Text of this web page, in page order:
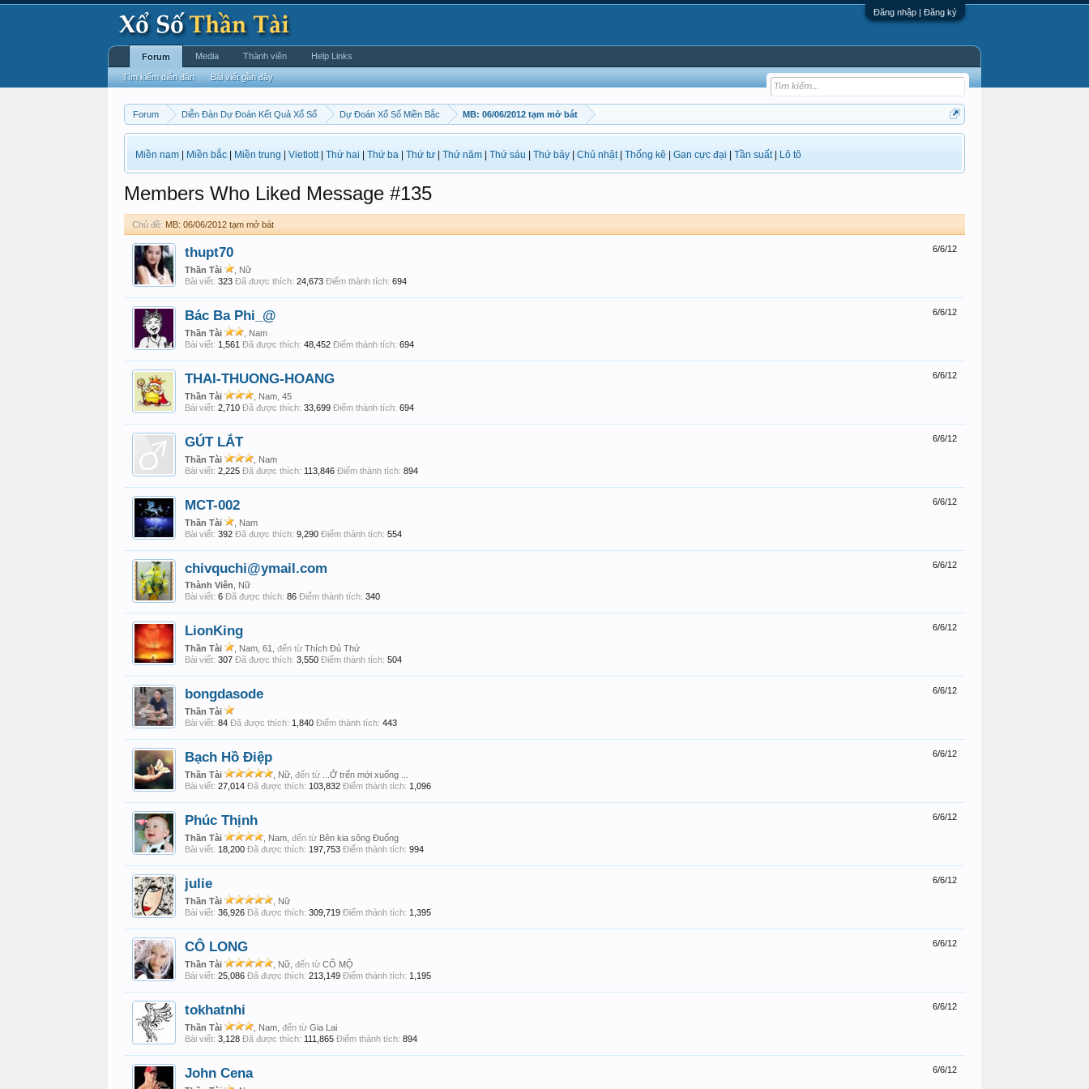
Đăng nhập | Đăng ký
Forum Diễn Đàn Dự Đoán Kết Quả Xổ Số Dự Đoán Xổ Số Miền Bắc MB: 06/06/2012 tạm mở bát
Miền nam Miền bắc Miền trung Vietlott| Thứ hai Thứ ba Thứ tư Thứ năm Thứ sáu Thứ bảy Chủ nhật| Thống kê Gan cực đại Tần suất| Lô tô
Members Who Liked Message #135
Chủ đề: MB: 06/06/2012 tạm mở bát
6/6/12
thupt70
Thần Tài
, Nữ
Bài viết: 323 Đã được thích: 24,673 Điểm thành tích: 694
6/6/12
Bác Ba Phi_@
Thần Tài
, Nam
Bài viết: 1,561 Đã được thích: 48,452 Điểm thành tích: 694
6/6/12
THAI-THUONG-HOANG
Thần Tài
, Nam, 45
Bài viết: 2,710 Đã được thích: 33,699 Điểm thành tích: 694
6/6/12
GÚT LẮT
Thần Tài
, Nam
Bài viết: 2,225 Đã được thích: 113,846 Điểm thành tích: 894
6/6/12
MCT-002
Thần Tài
, Nam
Bài viết: 392 Đã được thích: 9,290 Điểm thành tích: 554
6/6/12
chivquchi@ymail.com
Thành Viên , Nữ
Bài viết: 6 Đã được thích: 86 Điểm thành tích: 340
6/6/12
LionKing
Thần Tài , Nam, 61, đến từ Thích Đủ Thứ
Bài viết: 307 Đã được thích: 3,550 Điểm thành tích: 504
6/6/12
bongdasode
Thần Tài
Bài viết: 84 Đã được thích: 1,840 Điểm thành tích: 443
6/6/12
Bạch Hồ Điệp
Thần Tài , Nữ, đến từ
...Ở trển mới xuống ...
Bài viết: 27,014 Đã được thích: 103,832 Điểm thành tích: 1,096
6/6/12
Phúc Thịnh
Thần Tài , Nam, đến từ Bên kia sông Đuống
Bài viết: 18,200 Đã được thích: 197,753 Điểm thành tích: 994
6/6/12
julie
Thần Tài
, Nữ
Bài viết: 36,926 Đã được thích: 309,719 Điểm thành tích: 1,395
6/6/12
CÔ LONG
Thần Tài , Nữ, đến từ CỔ MỘ
Bài viết: 25,086 Đã được thích: 213,149 Điểm thành tích: 1,195
6/6/12
tokhatnhi
Thần Tài , Nam, đến từ Gia Lai
Bài viết: 3,128 Đã được thích: 111,865 Điểm thành tích: 894
6/6/12
John Cena
Forum
Tìm kiếm diễn đàn Bài viết gần đây
Media Thành viên Help Links